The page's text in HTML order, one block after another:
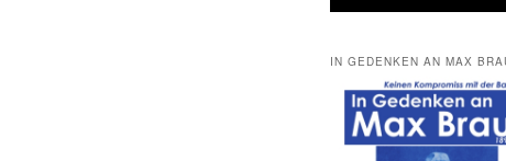
IN GEDENKEN AN MAX